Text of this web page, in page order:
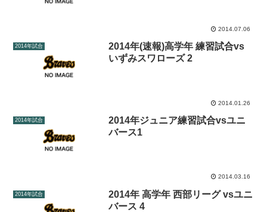
2014.07.06
2014年試合
2014年(速報)高学年 練習試合vs
いずみスワローズ 2
2014.01.26
2014年試合
2014年ジュニア練習試合vsユニ
バース1
2014.03.16
2014年試合
2014年 高学年 西部リーグ vsユニ
バース 4